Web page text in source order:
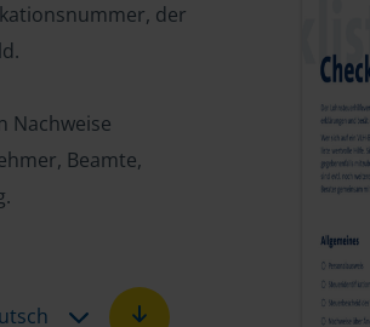
der
Nachweise
Beamte,